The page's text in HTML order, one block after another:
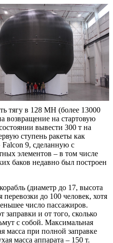
тягу в 128 МН (более 13000
возвращение на стартовую
вывести 300 т на
ступень ракеты как
9, сделанную с
элементов – в том числе
баков недавно был построен
(диаметр до 17, высота
перевозки до 100 человек, хотя
число пассажиров.
заправки и от того, сколько
с собой. Максимальная
масса при полной заправке
масса аппарата – 150 т.